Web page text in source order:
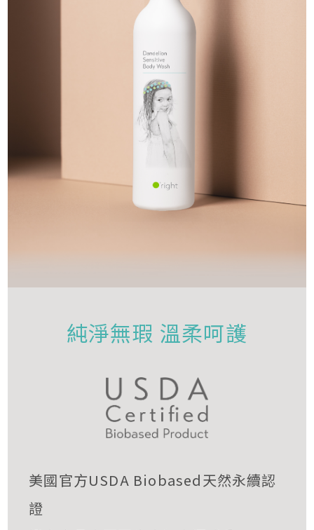
純淨無瑕 溫柔呵護
美國官方USDA Biobased天然永續認
證